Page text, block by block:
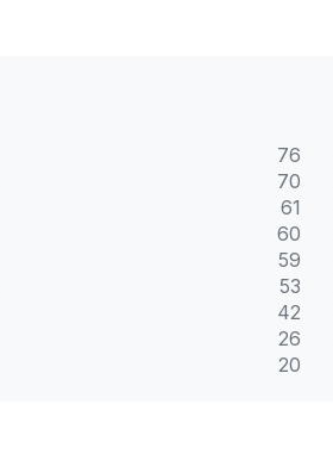
76
70
61
60
59
53
42
26
20